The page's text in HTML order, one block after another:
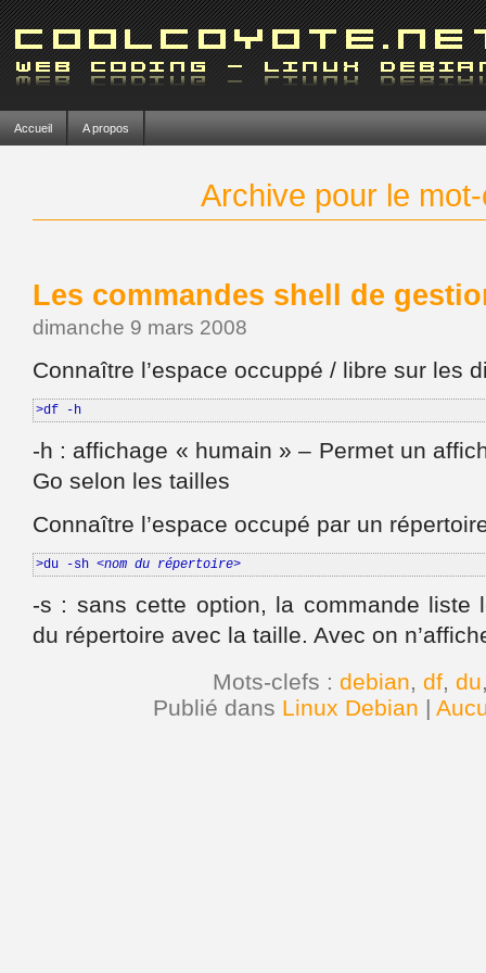
Accueil A propos
Archive pour le mot-
Les commandes shell de
dimanche 9 mars 2008
Connaître l’espace occuppé / libre sur les
>df -h
-h : affichage « humain » – Permet un
Go selon les tailles
Connaître l’espace occupé par un
>du -sh <nom du répertoire>
-s : sans cette option, la commande liste
du répertoire avec la taille. Avec on
Mots-clefs : debian, df, du
Publié dans Linux Debian |